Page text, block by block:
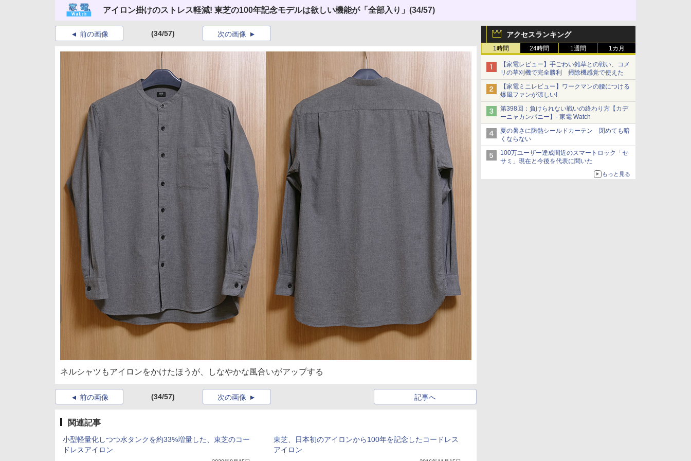
アイロン掛けのストレス軽減! 東芝の100年記念モデルは欲しい機能が「全部入り」 (34/57)
アクセスランキング
1時間 24時間 1週間 1カ月
【家電レビュー】手ごわい雑草との戦い、コメ
リの草刈機で完全勝利 掃除機感覚で使えた
【家電ミニレビュー】ワークマンの腰につける
爆風ファンが涼しい!
第398回：負けられない戦いの終わり方【カデ
ーニャカンパニー】- 家電 Watch
夏の暑さに防熱シールドカーテン 閉めても暗
くならない
100万ユーザー達成間近のスマートロック「セ
サミ」現在と今後を代表に聞いた
もっと見る
前の画像 (34/57) 次の画像
ネルシャツもアイロンをかけたほうが、しなやかな風合いがアップする
前の画像 (34/57) 記事へ
次の画像
関連記事
小型軽量化しつつ水タンクを約33%増量した、東芝のコー
ドレスアイロン
東芝、日本初のアイロンから100年を記念したコードレス
アイロン